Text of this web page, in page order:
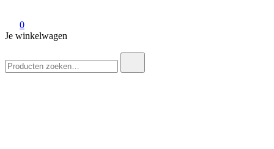
0
Je winkelwagen
naar: